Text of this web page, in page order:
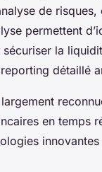
de
permettent
la
détaillé
en